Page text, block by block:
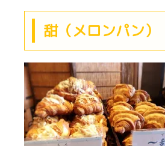
甜（メロンパン